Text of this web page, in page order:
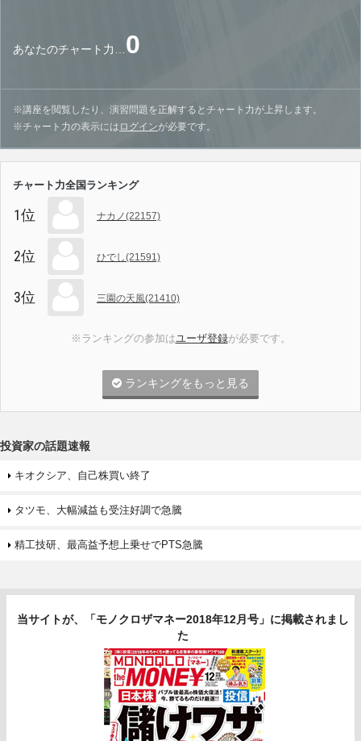
あなたのチャート力… 0
※講座を閲覧したり、演習問題を正解するとチャート力が上昇します。
※チャート力の表示には ログインが必要です。
チャート力全国ランキング
1位 ナカノ(22157)
2位 ひでし(21591)
3位 三園の天風(21410)
※ランキングの参加はユーザ登録が必要です。
ランキングをもっと見る
投資家の話題速報
キオクシア、自己株買い終了
タツモ、大幅減益も受注好調で急騰
精工技研、最高益予想上乗せでPTS急騰
当サイトが、「モノクロザマネー2018年12月号」に掲載されまし
た